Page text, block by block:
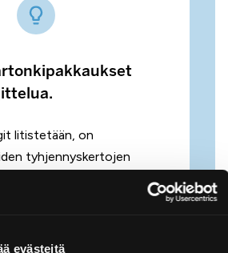
evästeitä
litistetään, on
tyhjennyskertojen